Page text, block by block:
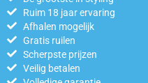
Ruim 18 jaar ervaring
Afhalen mogelijk
Gratis ruilen
Scherpste prijzen
Veilig betalen